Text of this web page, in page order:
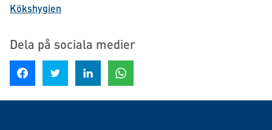
Kökshygien
Dela på sociala medier
Dela på Facebook Dela på Twitter Dela på LinkedIn